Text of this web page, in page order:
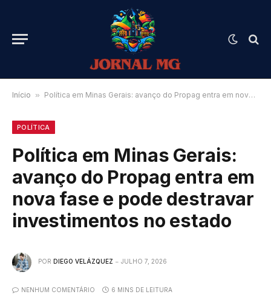
Início » Política em Minas Gerais: avanço do Propag entra em nova fase e pode destravar investimentos no estado
POLÍTICA
Política em Minas Gerais:
avanço do Propag entra em
nova fase e pode destravar
investimentos no estado
POR DIEGO VELÁZQUEZ JULHO 7, 2026
NENHUM COMENTÁRIO 6 MINS DE LEITURA